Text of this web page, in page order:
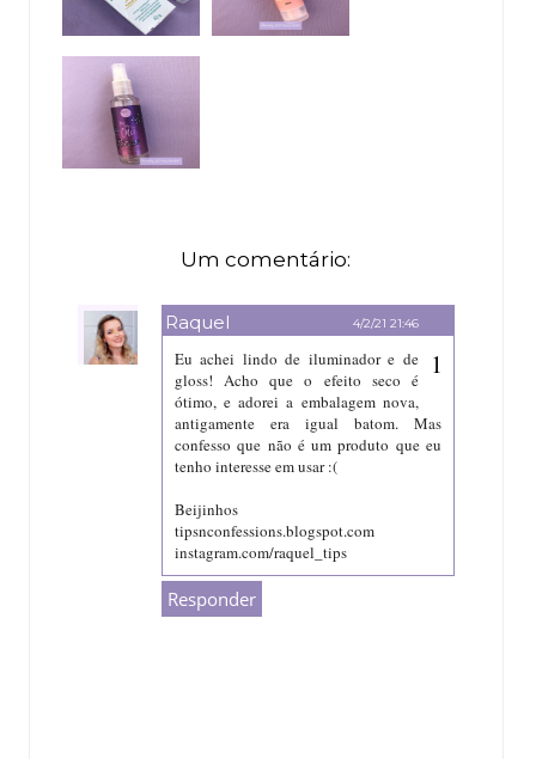
Um comentário:
Raquel 4/2/21 21:46
Eu achei lindo de iluminador e de
gloss! Acho que o efeito seco é
ótimo, e adorei a embalagem nova,
antigamente era igual batom. Mas
confesso que não é um produto que eu
tenho interesse em usar :(
Beijinhos
tipsnconfessions.blogspot.com
instagram.com/raquel_tips
Responder